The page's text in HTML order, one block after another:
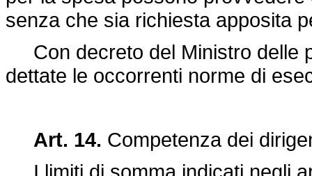
senza che sia richiesta apposita
Con decreto del Ministro delle
dettate le occorrenti norme di
Art. 14. Competenza dei